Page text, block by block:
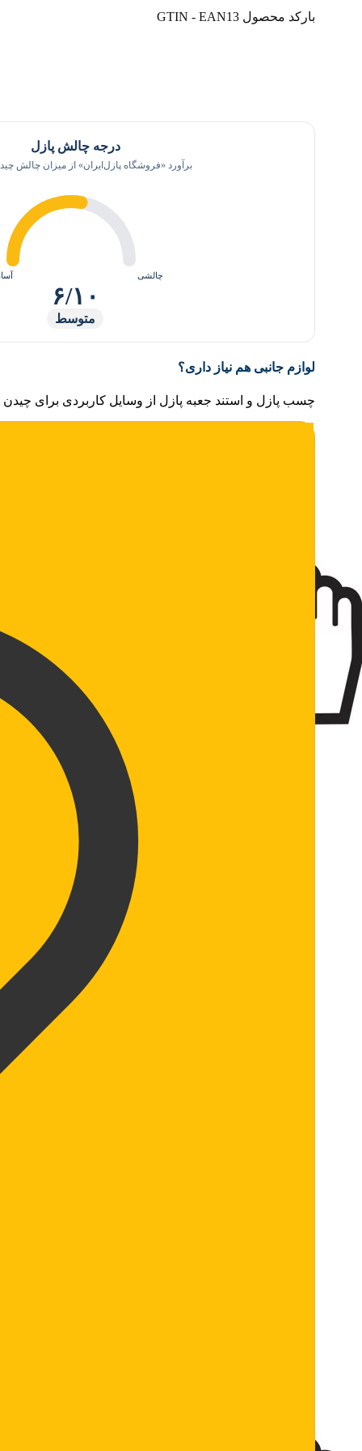
بارکد محصول GTIN - EAN13
درجه چالش پازل
برآورد «فروشگاه پازل‌ایران» از میزان چالش
چالشی
۶/۱۰
متوسط
لوازم جانبی هم نیاز داری؟
چسب پازل و استند جعبه پازل از وسایل کاربردی برای چیدن